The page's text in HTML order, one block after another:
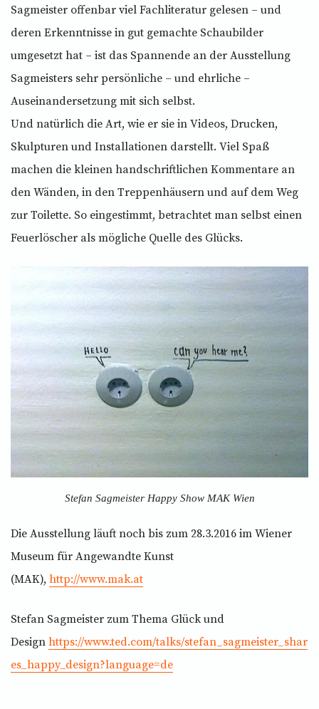
Sagmeister offenbar viel Fachliteratur gelesen – und
deren Erkenntnisse in gut gemachte Schaubilder
umgesetzt hat – ist das Spannende an der Ausstellung
Sagmeisters sehr persönliche – und ehrliche –
Auseinandersetzung mit sich selbst.
Und natürlich die Art, wie er sie in Videos, Drucken,
Skulpturen und Installationen darstellt. Viel Spaß
machen die kleinen handschriftlichen Kommentare an
den Wänden, in den Treppenhäusern und auf dem Weg
zur Toilette. So eingestimmt, betrachtet man selbst einen
Feuerlöscher als mögliche Quelle des Glücks.
Stefan Sagmeister Happy Show MAK Wien
Die Ausstellung läuft noch bis zum 28.3.2016 im Wiener
Museum für Angewandte Kunst
(MAK), http://www.mak.at
Stefan Sagmeister zum Thema Glück und
Design https://www.ted.com/talks/stefan_sagmeister_shar
es_happy_design?language=de